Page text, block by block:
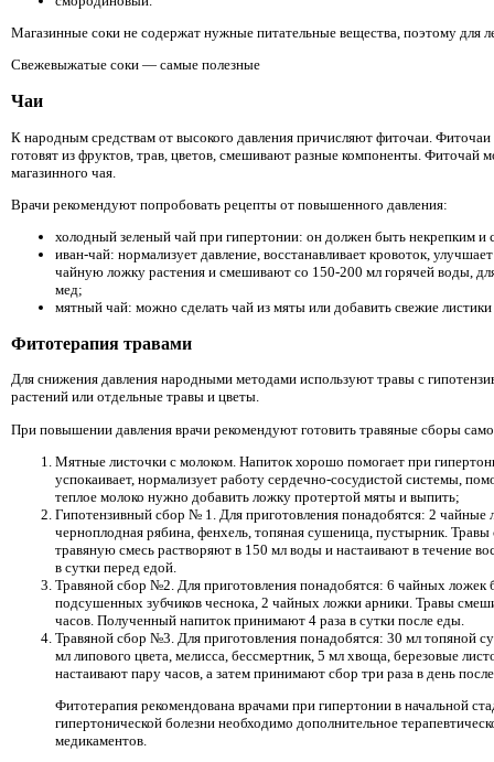
Магазинные соки не содержат нужные питательные вещества, поэтому для
Свежевыжатые соки — самые полезные
Чаи
К народным средствам от высокого давления причисляют фиточаи.
готовят из фруктов, трав, цветов, смешивают разные компоненты. Фиточай
магазинного чая.
Врачи рекомендуют попробовать рецепты от повышенного давления:
холодный зеленый чай при гипертонии: он должен быть некрепким и
иван-чай: нормализует давление, восстанавливает кровоток,
чайную ложку растения и смешивают со 150-200 мл горячей воды,
мед;
мятный чай: можно сделать чай из мяты или добавить свежие
Фитотерапия травами
Для снижения давления народными методами используют травы с
растений или отдельные травы и цветы.
При повышении давления врачи рекомендуют готовить травяные сборы
Мятные листочки с молоком. Напиток хорошо помогает при
успокаивает, нормализует работу сердечно-сосудистой системы,
теплое молоко нужно добавить ложку протертой мяты и выпить;
Гипотензивный сбор № 1. Для приготовления понадобятся: 2
черноплодная рябина, фенхель, топяная сушеница, пустырник.
травяную смесь растворяют в 150 мл воды и настаивают в течение
в сутки перед едой.
Травяной сбор №2. Для приготовления понадобятся: 6 чайных
подсушенных зубчиков чеснока, 2 чайных ложки арники. Травы
часов. Полученный напиток принимают 4 раза в сутки после еды.
Травяной сбор №3. Для приготовления понадобятся: 30 мл
мл липового цвета, мелисса, бессмертник, 5 мл хвоща, березовые
настаивают пару часов, а затем принимают сбор три раза в день
Фитотерапия рекомендована врачами при гипертонии в начальной
гипертонической болезни необходимо дополнительное
медикаментов.